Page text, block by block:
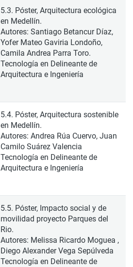
5.3. Póster, Arquitectura ecológica
en Medellín.
Autores: Santiago Betancur Díaz,
Yofer Mateo Gaviria Londoño,
Camila Andrea Parra Toro.
Tecnología en Delineante de
Arquitectura e Ingeniería
5.4. Póster, Arquitectura sostenible
en Medellín.
Autores: Andrea Rúa Cuervo, Juan
Camilo Suárez Valencia
Tecnología en Delineante de
Arquitectura e Ingeniería
5.5. Póster, Impacto social y de
movilidad proyecto Parques del
Rio.
Autores: Melissa Ricardo Moguea ,
Diego Alexander Vega Sepúlveda
Tecnología en Delineante de